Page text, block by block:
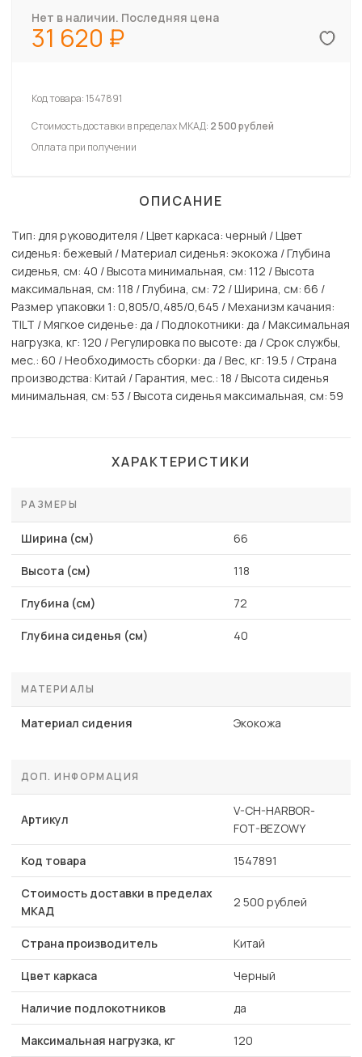
Нет в наличии. Последняя цена
31 620
Код товара:1547891
Стоимость доставки в пределах МКАД: 2 500 рублей
Оплата при получении
ОПИСАНИЕ
Тип: для руководителя / Цвет каркаса: черный / Цвет
сиденья: бежевый / Материал сиденья: экокожа / Глубина
сиденья, см: 40 / Высота минимальная, см: 112 / Высота
максимальная, см: 118 / Глубина, см: 72 / Ширина, см: 66 /
Размер упаковки 1: 0,805/0,485/0,645 / Механизм качания:
TILT / Мягкое сиденье: да / Подлокотники: да / Максимальная
нагрузка, кг: 120 / Регулировка по высоте: да / Срок службы,
мес.: 60 / Необходимость сборки: да / Вес, кг: 19.5 / Страна
производства: Китай / Гарантия, мес.: 18 / Высота сиденья
минимальная, см: 53 / Высота сиденья максимальная, см: 59
ХАРАКТЕРИСТИКИ
РАЗМЕРЫ
Ширина (см) 66
Высота (см) 118
Глубина (см) 72
Глубина сиденья (см) 40
МАТЕРИАЛЫ
Материал сидения Экокожа
ДОП. ИНФОРМАЦИЯ
Артикул
V-CH-HARBOR-
FOT-BEZOWY
Код товара 1547891
Стоимость доставки в пределах
МКАД
2 500 рублей
Страна производитель Китай
Цвет каркаса Черный
Наличие подлокотников да
Максимальная нагрузка, кг 120